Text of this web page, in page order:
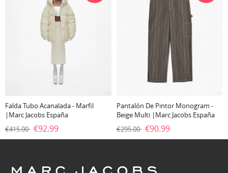
Falda Tubo Acanalada - Marfil
|Marc Jacobs España
€415.00 €92.99
Pantalón De Pintor Monogram -
Beige Multi |Marc Jacobs España
€295.00 €90.99